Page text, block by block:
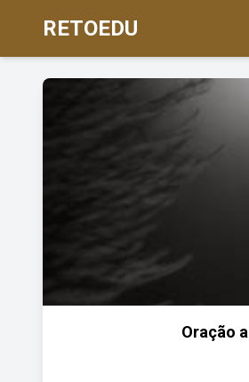
RETOEDU
Oração